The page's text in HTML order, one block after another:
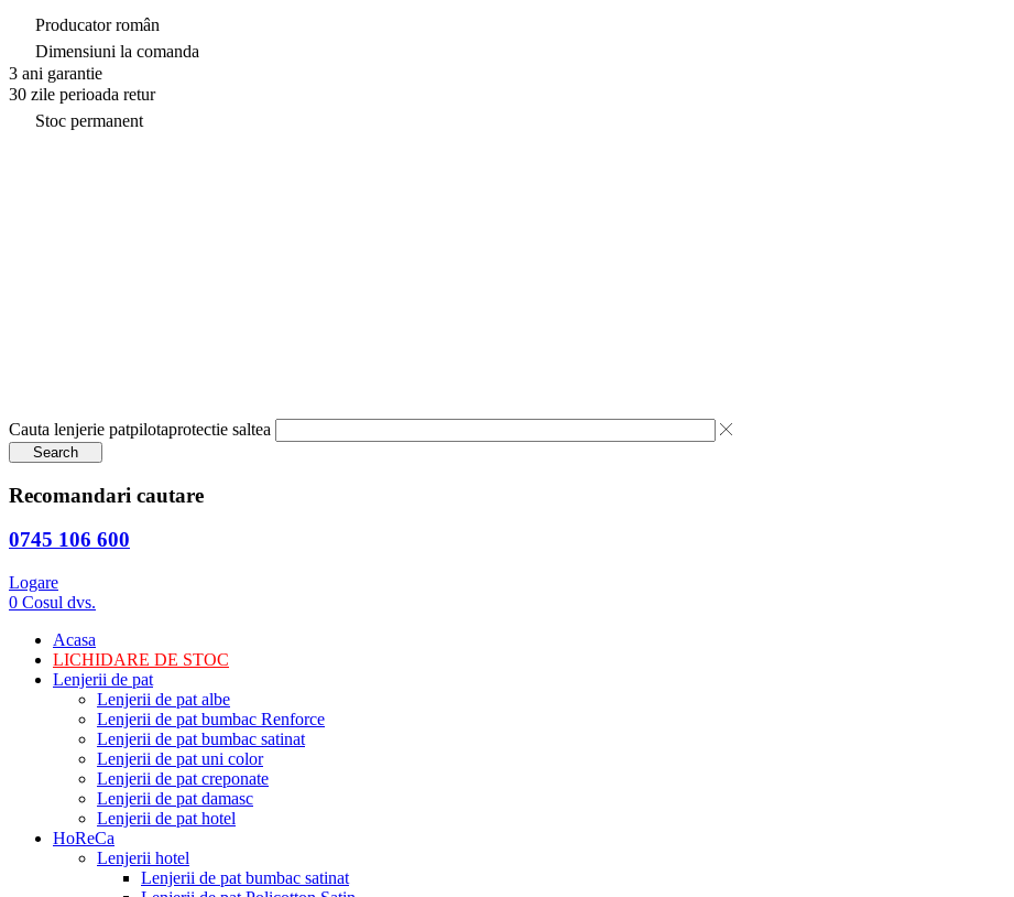
Producator român
Dimensiuni la comanda
3 ani garantie
30 zile perioada retur
Stoc permanent
Cauta lenjerie patpilotaprotectie saltea
Search
Recomandari cautare
0745 106 600
Logare
0 Cosul dvs.
Acasa
LICHIDARE DE STOC
Lenjerii de pat
Lenjerii de pat albe
Lenjerii de pat bumbac Renforce
Lenjerii de pat bumbac satinat
Lenjerii de pat uni color
Lenjerii de pat creponate
Lenjerii de pat damasc
Lenjerii de pat hotel
HoReCa
Lenjerii hotel
Lenjerii de pat bumbac satinat